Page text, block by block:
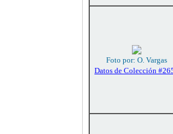
Foto por: O. Vargas
Datos de Colección